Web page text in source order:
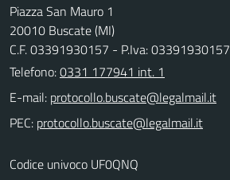
Piazza San Mauro 1
20010 Buscate (MI)
C.F. 03391930157 - P.Iva: 03391930157
Telefono:0331 177941 int. 1
E-mail:
PEC:
Codice univoco UF0QNQ